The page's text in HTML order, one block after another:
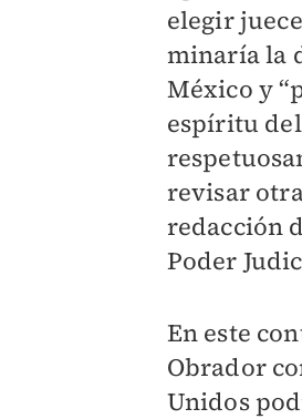
elegir
minaría la
México y
espíritu
revisar
redacción
Poder
En este
Obrador
Unidos